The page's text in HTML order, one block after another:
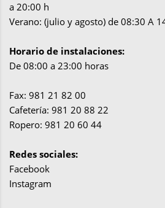
a 20:00 h
Verano: (julio y agosto) de 08:30 A
Horario de instalaciones:
De 08:00 a 23:00 horas
Fax: 981 21 82 00
Cafetería: 981 20 88 22
Ropero: 981 20 60 44
Redes sociales:
Facebook
Instagram